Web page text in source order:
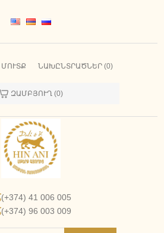
ՄՈՒՏՔ ՆԱԽԸՆՏՐԱԾՆԵՐ (0)
ԶԱՄԲՅՈՒՂ (0)
(+374) 41 006 005
(+374) 96 003 009